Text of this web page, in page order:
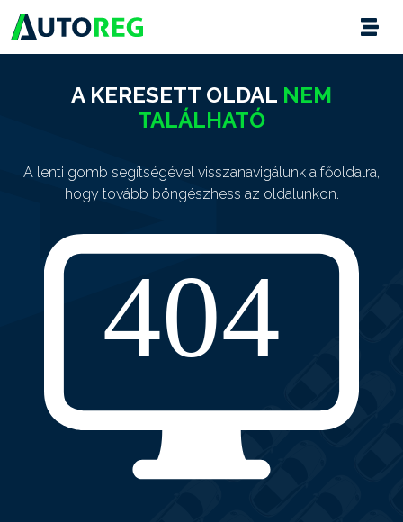
A KERESETT OLDAL NEM
TALÁLHATÓ
A lenti gomb segítségével visszanavigálunk a főoldalra,
hogy tovább böngészhess az oldalunkon.